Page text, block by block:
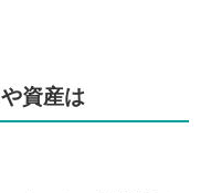
資産は